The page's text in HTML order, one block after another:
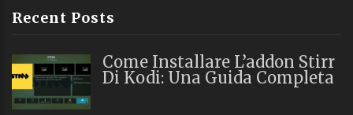
Recent Posts
Come Installare L’addon Stirr
Di Kodi: Una Guida Completa